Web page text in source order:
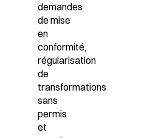
demandes
de mise
en
conformité,
régularisation
de
transformations
sans
permis
et